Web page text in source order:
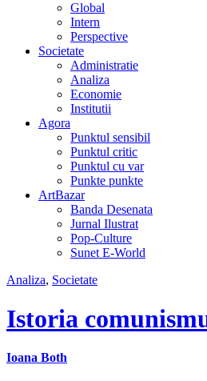
Global
Intern
Perspective
Societate
Administratie
Analiza
Economie
Institutii
Agora
Punktul sensibil
Punktul critic
Punktul cu var
Punkte punkte
ArtBazar
Banda Desenata
Jurnal Ilustrat
Pop-Culture
Sunet E-World
Analiza, Societate
Istoria
Ioana Both